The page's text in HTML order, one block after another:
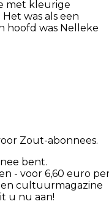
met kleurige
was als een
hoofd was Nelleke
Zout-abonnees.
bent.
- voor 6,60 euro
cultuurmagazine
u nu aan!